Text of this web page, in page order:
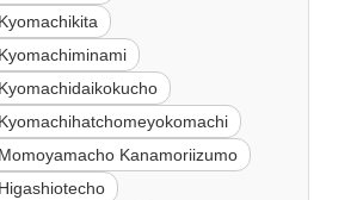
Kanamoriizumo